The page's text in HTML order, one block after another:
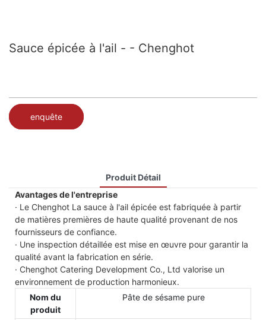
Sauce épicée à l'ail - - Chenghot
enquête
Produit Détail
Avantages de l'entreprise
· Le Chenghot La sauce à l'ail épicée est fabriquée à partir
de matières premières de haute qualité provenant de nos
fournisseurs de confiance.
· Une inspection détaillée est mise en œuvre pour garantir la
qualité avant la fabrication en série.
· Chenghot Catering Development Co., Ltd valorise un
environnement de production harmonieux.
Nom du
produit
Pâte de sésame pure